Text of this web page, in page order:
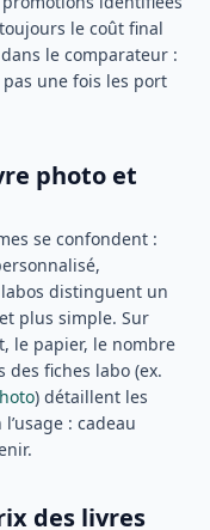
le coût final
le comparateur :
pas une fois les port
photo et
se confondent :
distinguent un
plus simple. Sur
le papier, le nombre
fiches labo (ex.
) détaillent les
: cadeau
des livres